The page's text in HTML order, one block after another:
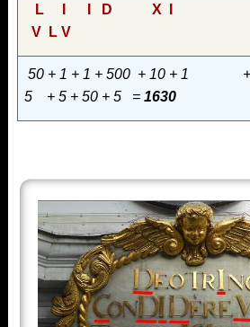
L D X I
V L V
50 + 1 + 1 + 500 + 10 + 1 +
5 + 5 + 50 + 5 = 1630